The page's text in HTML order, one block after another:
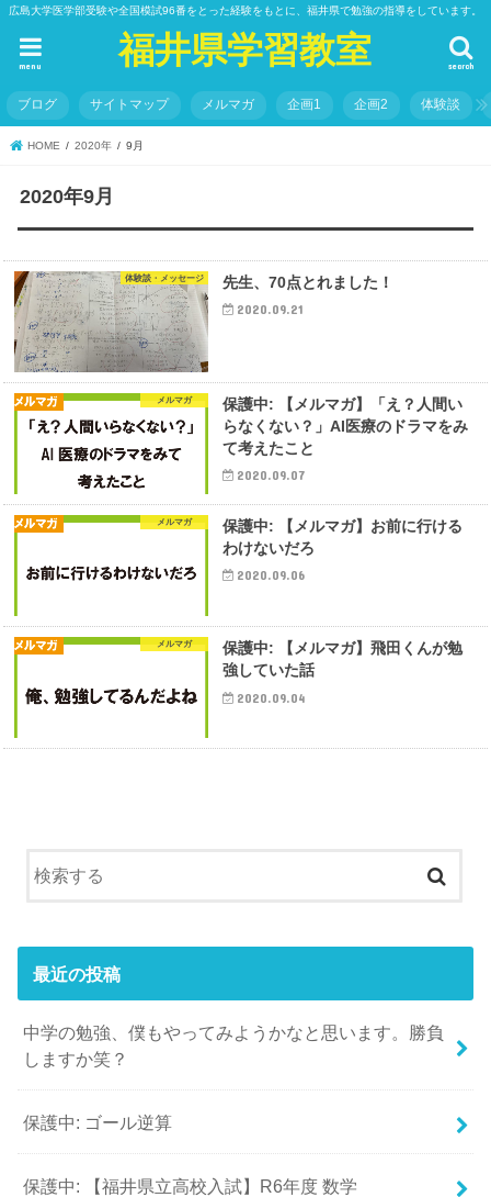
広島大学医学部受験や全国模試96番をとった経験をもとに、福井県で勉強の指導をしています。
福井県学習教室 search
menu
ブログ サイトマップ メルマガ 企画1 企画2 体験談
HOME 2020年 9月
2020年9月
体験談・メッセージ 先生、70点とれました！
2020.09.21
メルマガ
保護中: 【メルマガ】「え？人間い
らなくない？」AI医療のドラマをみ
て考えたこと
2020.09.07
メルマガ
保護中: 【メルマガ】お前に行ける
わけないだろ
2020.09.06
メルマガ
保護中: 【メルマガ】飛田くんが勉
強していた話
2020.09.04
最近の投稿
中学の勉強、僕もやってみようかなと思います。勝負
しますか笑？
保護中: ゴール逆算
保護中: 【福井県立高校入試】R6年度 数学